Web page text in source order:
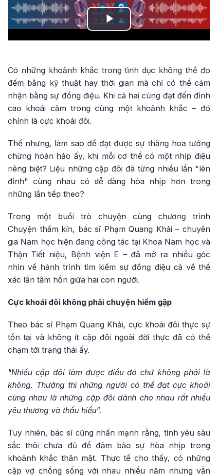
Play
Có những khoảnh khắc trong tình dục không thể đo
đếm bằng kỹ thuật hay thời gian mà chỉ có thể cảm
nhận bằng sự đồng điệu. Khi cả hai cùng đạt đến đỉnh
cao khoái cảm trong cùng một khoảnh khắc – đó
chính là cực khoái đôi.
Thế nhưng, làm sao để đạt được sự thăng hoa tưởng
chừng hoàn hảo ấy, khi mỗi cơ thể có một nhịp điệu
riêng biệt? Liệu những cặp đôi đã từng nhiều lần "lên
đỉnh" cùng nhau có dễ dàng hòa nhịp hơn trong
những lần tiếp theo?
Trong một buổi trò chuyện cùng chương trình
Chuyện thầm kín, bác sĩ Phạm Quang Khải – chuyên
gia Nam học hiện đang công tác tại Khoa Nam học và
Thận Tiết niệu, Bệnh viện E – đã mở ra nhiều góc
nhìn về hành trình tìm kiếm sự đồng điệu cả về thể
xác lẫn tâm hồn giữa hai con người.
Cực khoái đôi không phải chuyện hiếm gặp
Theo bác sĩ Phạm Quang Khải, cực khoái đôi thực sự
tồn tại và không ít cặp đôi ngoài đời thực đã có thể
chạm tới trạng thái ấy.
"Nhiều cặp đôi làm được điều đó chứ không phải là
không. Thường thì những người có thể đạt cực khoái
cùng nhau là những cặp đôi dành cho nhau rất nhiều
yêu thương và thấu hiểu".
Tuy nhiên, bác sĩ cũng nhấn mạnh rằng, tình yêu sâu
sắc thôi chưa đủ để đảm bảo sự hòa nhịp trong
khoảnh khắc thân mật. Thực tế cho thấy, có những
cặp vợ chồng sống với nhau nhiều năm nhưng vẫn